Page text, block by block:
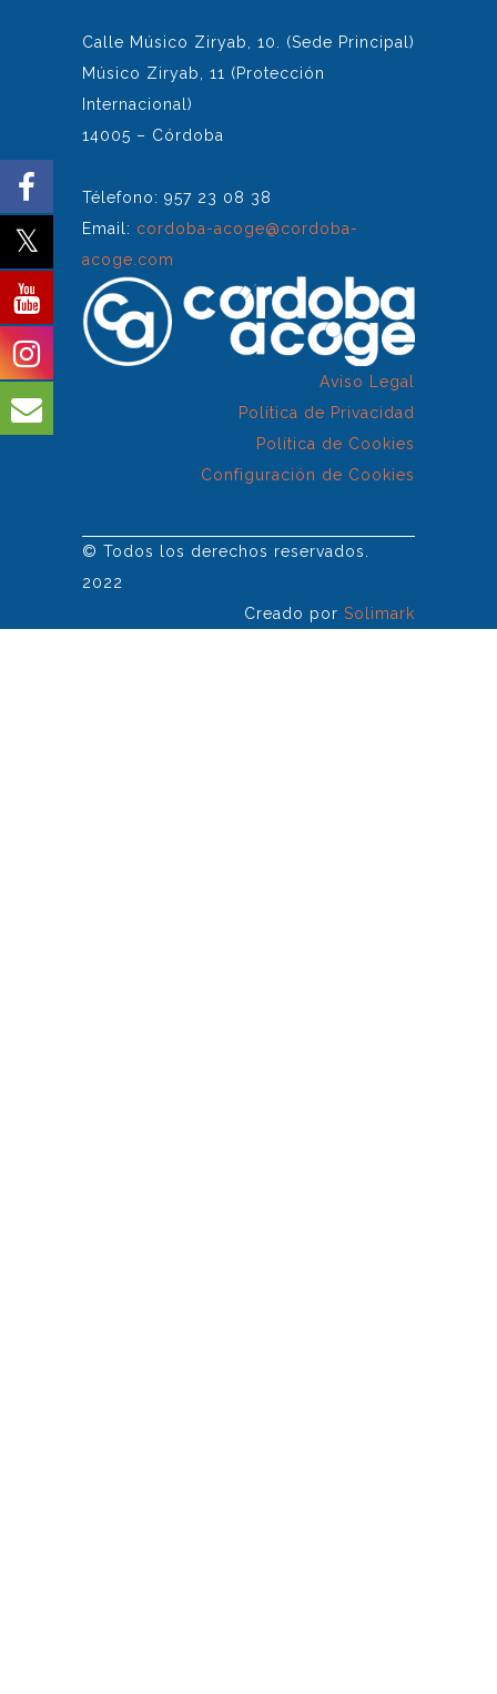
Calle Músico Ziryab, 10. (Sede Principal)
Músico Ziryab, 11 (Protección
Internacional)
14005 – Córdoba
Télefono: 957 23 08 38
Email: cordoba-acoge@cordoba-
acoge.com
Aviso Legal
Política de Privacidad
Política de Cookies
Configuración de Cookies
© Todos los derechos reservados.
2022
Creado por Solimark